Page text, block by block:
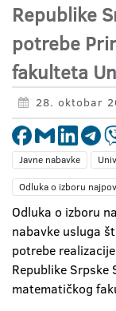
Republike
potrebe
fakulteta
28. oktobar
Javne nabavke
Odluka o izboru
Odluka o izboru
nabavke usluga
potrebe
Republike Srpske
matematičkog